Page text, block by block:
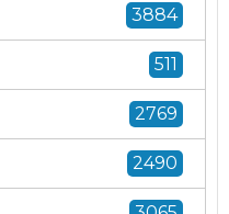
3884
511
2769
2490